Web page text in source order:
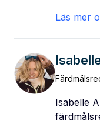
Läs mer
Isabelle